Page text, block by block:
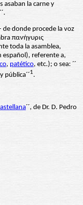
asaban la carne y
de donde procede la voz
πανήγυρις
toda la asamblea,
español), referente a,
, patético, etc.); o sea: ´´
pública´´1.
´´, de Dr. D. Pedro